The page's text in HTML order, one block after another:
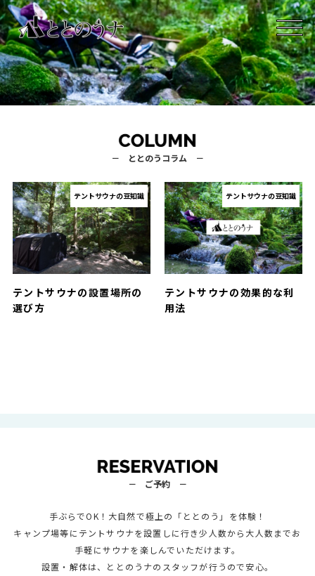
－ ととのうコラム －
テントサウナの豆知識
テントサウナの設置場所の
選び方
テントサウナの豆知識
テントサウナの効果的な利
用法
－ ご予約 －
手ぶらでOK！大自然で極上の「ととのう」を体験！
キャンプ場等にテントサウナを設置しに行き少人数から大人数までお
手軽にサウナを楽しんでいただけます。
設置・解体は、ととのうナのスタッフが行うので安心。